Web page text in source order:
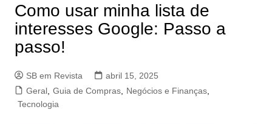
Como usar minha lista de
interesses Google: Passo a
passo!
SB em Revista
abril 15, 2025
Geral, Guia de Compras, Negócios e Finanças,
Tecnologia